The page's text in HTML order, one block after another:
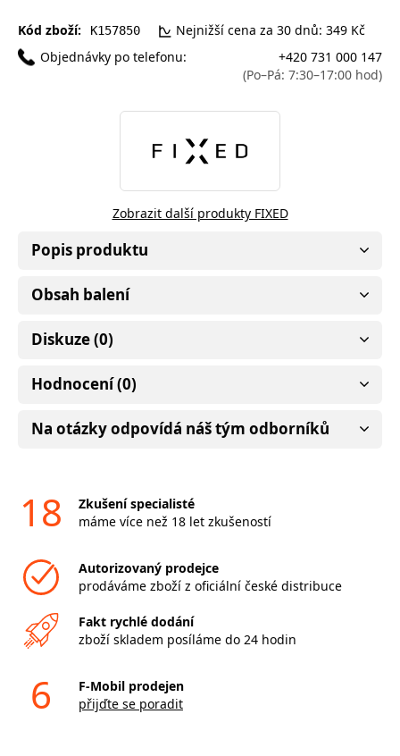
Kód zboží: K157850
Nejnižší cena za 30 dnů: 349 Kč
Objednávky po telefonu:
+420 731 000 147
(Po–Pá: 7:30–17:00 hod)
Zobrazit další produkty FIXED
Popis produktu
Obsah balení
Diskuze (0)
Hodnocení (0)
Na otázky odpovídá náš tým odborníků
18
Zkušení specialisté
máme více než 18 let zkušeností
Autorizovaný prodejce
prodáváme zboží z oficiální české distribuce
Fakt rychlé dodání
zboží skladem posíláme do 24 hodin
6
F-Mobil prodejen
přijďte se poradit